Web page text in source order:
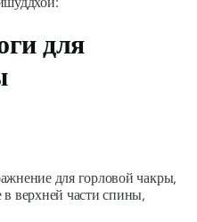
для
для горловой чакры,
верхней части спины,